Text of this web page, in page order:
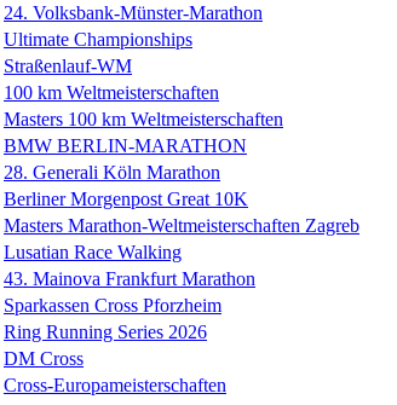
24. Volksbank-Münster-Marathon
Ultimate Championships
Straßenlauf-WM
100 km Weltmeisterschaften
Masters 100 km Weltmeisterschaften
BMW BERLIN-MARATHON
28. Generali Köln Marathon
Berliner Morgenpost Great 10K
Masters Marathon-Weltmeisterschaften Zagreb
Lusatian Race Walking
43. Mainova Frankfurt Marathon
Sparkassen Cross Pforzheim
Ring Running Series 2026
DM Cross
Cross-Europameisterschaften